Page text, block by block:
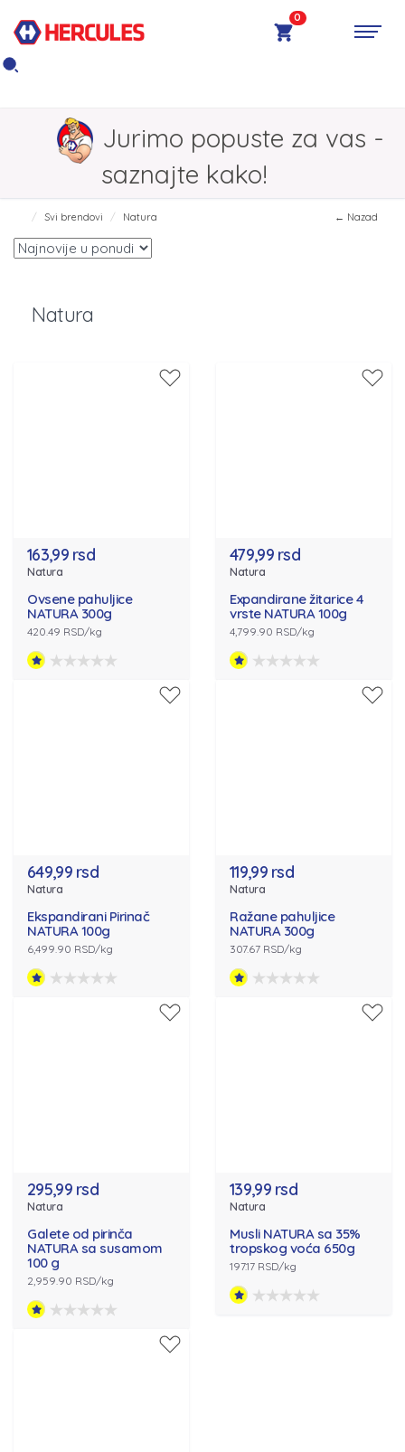
0
Jurimo popuste za vas -
saznajte kako!
Svi brendovi Natura ← Nazad
Natura
163,99 rsd
Natura
Ovsene pahuljice
NATURA 300g
420.49 RSD/kg
479,99 rsd
Natura
Expandirane žitarice 4
vrste NATURA 100g
4,799.90 RSD/kg
649,99 rsd
Natura
Ekspandirani Pirinač
NATURA 100g
6,499.90 RSD/kg
119,99 rsd
Natura
Ražane pahuljice
NATURA 300g
307.67 RSD/kg
295,99 rsd
Natura
Galete od pirinča
NATURA sa susamom
100 g
2,959.90 RSD/kg
139,99 rsd
Natura
Musli NATURA sa 35%
tropskog voća 650g
197.17 RSD/kg